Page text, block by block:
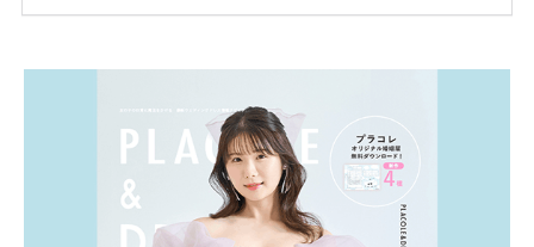
ため、比較せずに選ぶと損をしてしまうことも……。
一番お得？」「プラコレの特典は？」といった疑問も
解決します。 まずは診断で候補を絞れる「ウェディ
ング診断」か、体験型 […]続きを読む